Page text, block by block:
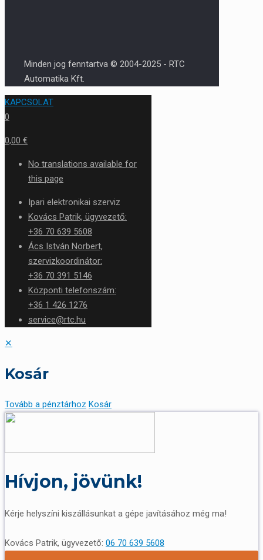
Minden jog fenntartva © 2004-2025 - RTC
Automatika Kft.
KAPCSOLAT
0
0,00 €
No translations available for
this page
Ipari elektronikai szerviz
Kovács Patrik, ügyvezető:
+36 70 639 5608
Ács István Norbert,
szervizkoordinátor:
+36 70 391 5146
Központi telefonszám:
+36 1 426 1276
service@rtc.hu
✕
Kosár
Tovább a pénztárhoz Kosár
Hívjon, jövünk!
Kérje helyszíni kiszállásunkat a gépe javításához még ma!
Kovács Patrik, ügyvezető: 06 70 639 5608